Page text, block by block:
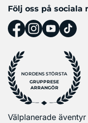
Följ oss på sociala
NORDENS STÖRSTA
GRUPPRESE
ARRANGÖR
Välplanerade